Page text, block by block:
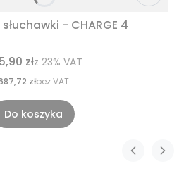
- CHARGE 4
złz 23% VAT
złbez VAT
Do koszyka